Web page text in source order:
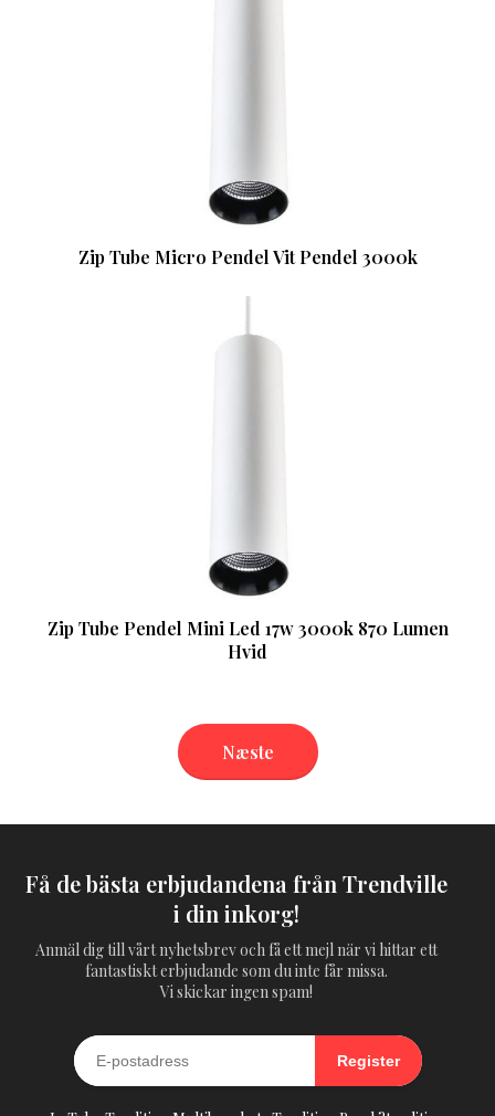
Zip Tube Micro Pendel Vit Pendel 3000k
Zip Tube Pendel Mini Led 17w 3000k 870 Lumen
Hvid
Næste
Få de bästa erbjudandena från Trendville
i din inkorg!
Anmäl dig till vårt nyhetsbrev och få ett mejl när vi hittar ett
fantastiskt erbjudande som du inte får missa.
Vi skickar ingen spam!
Register